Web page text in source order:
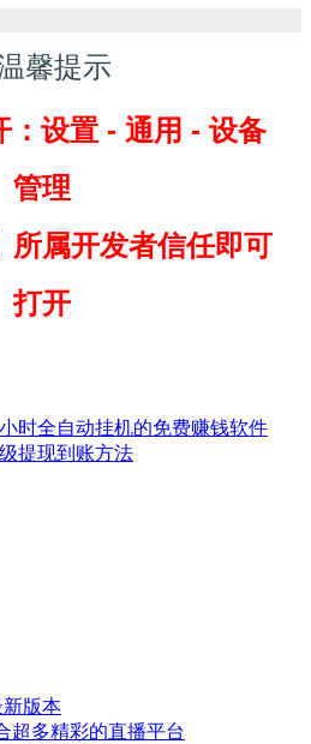
馨提示
：设置 - 通用 - 设备
管理
所属开发者信任即可
打开
时全自动挂机的免费赚钱软件
提现到账方法
版本
超多精彩的直播平台